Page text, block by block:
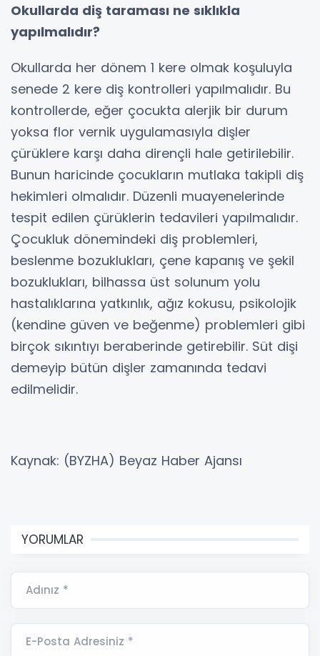
Okullarda diş taraması ne sıklıkla
yapılmalıdır?
Okullarda her dönem 1 kere olmak koşuluyla
senede 2 kere diş kontrolleri yapılmalıdır. Bu
kontrollerde, eğer çocukta alerjik bir durum
yoksa flor vernik uygulamasıyla dişler
çürüklere karşı daha dirençli hale getirilebilir.
Bunun haricinde çocukların mutlaka takipli diş
hekimleri olmalıdır. Düzenli muayenelerinde
tespit edilen çürüklerin tedavileri yapılmalıdır.
Çocukluk dönemindeki diş problemleri,
beslenme bozuklukları, çene kapanış ve şekil
bozuklukları, bilhassa üst solunum yolu
hastalıklarına yatkınlık, ağız kokusu, psikolojik
(kendine güven ve beğenme) problemleri gibi
birçok sıkıntıyı beraberinde getirebilir. Süt dişi
demeyip bütün dişler zamanında tedavi
edilmelidir.
Kaynak: (BYZHA) Beyaz Haber Ajansı
YORUMLAR
Adınız *
E-Posta Adresiniz *